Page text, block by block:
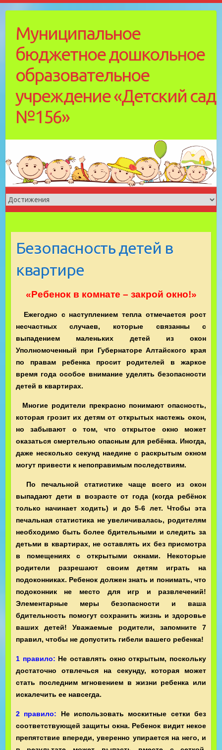
contentМуниципальное
бюджетное дошкольное
образовательное
учреждение «Детский cад
№156»
Безопасность детей в
квартире
«Ребенок в комнате – закрой окно!»
Ежегодно с наступлением тепла отмечается рост
несчастных случаев, которые связанны с
выпадением маленьких детей из окон
Уполномоченный при Губернаторе Алтайского края
по правам ребенка просит родителей в жаркое
время года особое внимание уделять безопасности
детей в квартирах.
Многие родители прекрасно понимают опасность,
которая грозит их детям от открытых настежь окон,
но забывают о том, что открытое окно может
оказаться смертельно опасным для ребёнка. Иногда,
даже несколько секунд наедине с раскрытым окном
могут привести к непоправимым последствиям.
По печальной статистике чаще всего из окон
выпадают дети в возрасте от года (когда ребёнок
только начинает ходить) и до 5-6 лет. Чтобы эта
печальная статистика не увеличивалась, родителям
необходимо быть более бдительными и следить за
детьми в квартирах, не оставлять их без присмотра
в помещениях с открытыми окнами. Некоторые
родители разрешают своим детям играть на
подоконниках. Ребенок должен знать и понимать, что
подоконник не место для игр и развлечений!
Элементарные меры безопасности и ваша
бдительность помогут сохранить жизнь и здоровье
ваших детей! Уважаемые родители, запомните 7
правил, чтобы не допустить гибели вашего ребенка!
1 правило: Не оставлять окно открытым, поскольку
достаточно отвлечься на секунду, которая может
стать последним мгновением в жизни ребенка или
искалечить ее навсегда.
2 правило: Не использовать москитные сетки без
соответствующей защиты окна. Ребенок видит некое
препятствие впереди, уверенно упирается на него, и